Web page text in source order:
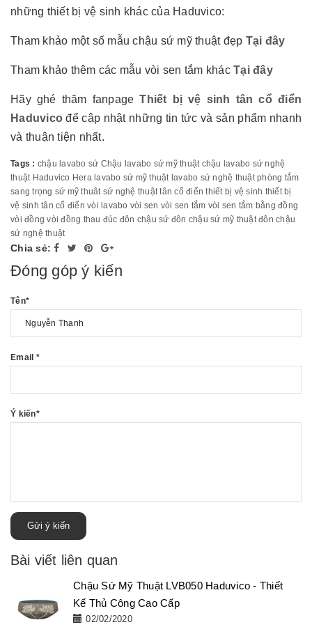
những thiết bị vệ sinh khác của Haduvico:
Tham khảo một số mẫu chậu sứ mỹ thuật đẹp Tại đây
Tham khảo thêm các mẫu vòi sen tắm khác Tại đây
Hãy ghé thăm fanpage Thiết bị vệ sinh tân cổ điển
Haduvico để cập nhật những tin tức và sản phẩm nhanh
và thuận tiện nhất.
Tags : chậu lavabo sứ Chậu lavabo sứ mỹ thuật chậu lavabo sứ nghệ
thuật Haduvico Hera lavabo sứ mỹ thuật lavabo sứ nghệ thuật phòng tắm
sang trọng sứ mỹ thuât sứ nghệ thuật tân cổ điển thiết bị vệ sinh thiết bị
vệ sinh tân cổ điển vòi lavabo vòi sen vòi sen tắm vòi sen tắm bằng đồng
vòi đồng vòi đồng thau đúc đôn chậu sứ đôn chậu sứ mỹ thuật đôn chậu
sứ nghệ thuật
Chia sẻ:
Đóng góp ý kiến
Tên*
Email *
Ý kiến*
Gửi ý kiến
Bài viết liên quan
Chậu Sứ Mỹ Thuật LVB050 Haduvico - Thiết
Kế Thủ Công Cao Cấp
02/02/2020